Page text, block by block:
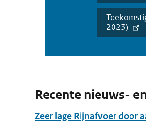
2023)
Recente nieuws-
Zeer lage Rijnafvoer door